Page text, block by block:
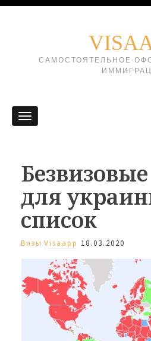
САМОСТОЯТЕЛЬНОЕ
для
список
Визы Visaapp 18.03.2020